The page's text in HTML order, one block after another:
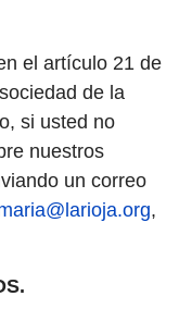
el artículo 21 de
de la
si usted no
nuestros
un correo
,